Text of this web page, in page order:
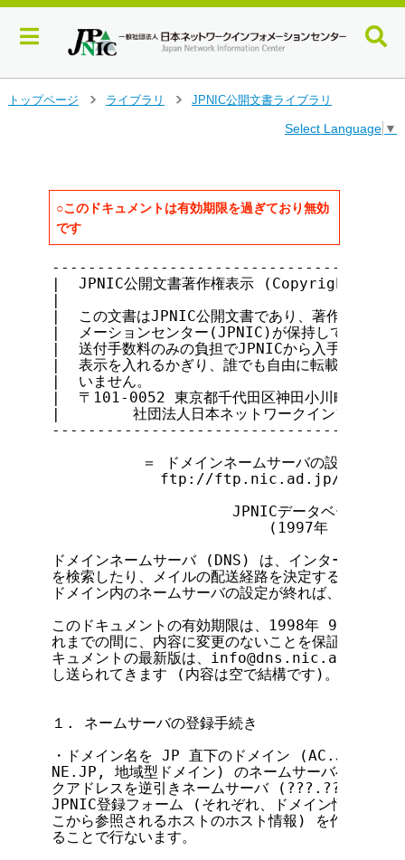
トップページ
ライブラリ
JPNIC公開文書ライブラリ
Select Language ▼
○このドキュメントは有効期限を過ぎており無効
です
|  JPNIC公開文書著作権表示 (Copyright
|
|  この文書はJPNIC公開文書であり、著作権は
|  メーションセンター(JPNIC)が保持していま
|  送付手数料のみの負担でJPNICから入手でき
|  表示を入れるかぎり、誰でも自由に転載・複
|  いません。
|  〒101-0052 東京都千代田区神田小川
|        社団法人日本ネットワークインフォ
＝ ドメインネームサーバの設定手続き
ftp://ftp.nic.ad.jp/jpnic/
JPNICデータベース検討
(1997年 1月 21
ドメインネームサーバ (DNS) は、インターネット
を検索したり、メイルの配送経路を決定する上で重
ドメイン内のネームサーバの設定が終れば、上位ド
このドキュメントの有効期限は、1998年 9月 30日
れまでの間に、内容に変更のないことを保証するも
キュメントの最新版は、info@dns.nic.ad.jp 宛に
し送られてきます (内容は空で結構です)。
１. ネームサーバの登録手続き
・ドメイン名を JP 直下のドメイン (AC.JP,
NE.JP, 地域型ドメイン) のネームサーバへ登録す
クアドレスを逆引きネームサーバ (???.???.IN-
JPNIC登録フォーム (それぞれ、ドメイン情報、ネ
こから参照されるホストのホスト情報) を作成
ることで行ないます。